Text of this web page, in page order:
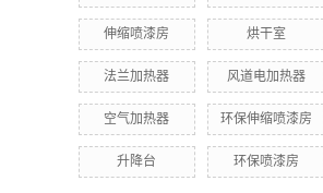
伸缩喷漆房 烘干室
法兰加热器 风道电加热器
空气加热器 环保伸缩喷漆房
升降台 环保喷漆房